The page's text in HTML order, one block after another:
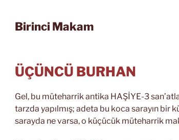
Birinci Makam
ÜÇÜNCÜ BURHAN
Gel, bu müteharrik antika HAŞİYE-3
tarzda yapılmış; adeta bu koca sarayın bir
sarayda ne varsa, o küçücük müteharrik